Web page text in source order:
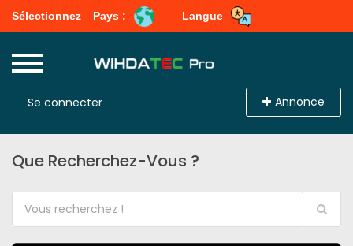
Sélectionnez Pays : Langue
Se connecter Annonce
Que Recherchez-Vous ?